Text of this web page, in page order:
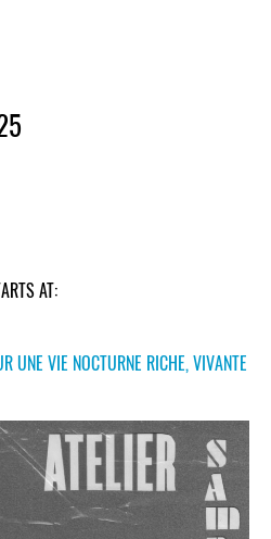
AT:
UNE VIE NOCTURNE RICHE, VIVANTE